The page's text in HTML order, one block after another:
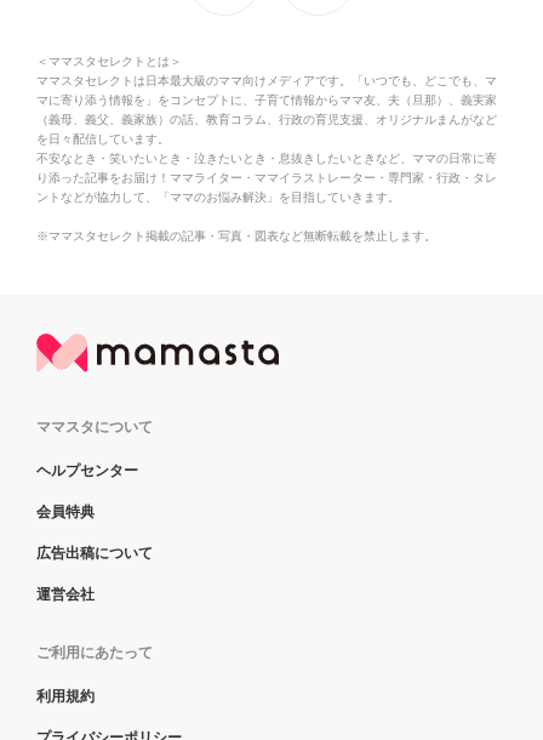
＜ママスタセレクトとは＞
ママスタセレクトは日本最大級のママ向けメディアです。「いつでも、どこでも、マ
マに寄り添う情報を」をコンセプトに、子育て情報からママ友、夫（旦那）、義実家
（義母、義父、義家族）の話、教育コラム、行政の育児支援、オリジナルまんがなど
を日々配信しています。
不安なとき・笑いたいとき・泣きたいとき・息抜きしたいときなど、ママの日常に寄
り添った記事をお届け！ママライター・ママイラストレーター・専門家・行政・タレ
ントなどが協力して、「ママのお悩み解決」を目指していきます。
※ママスタセレクト掲載の記事・写真・図表など無断転載を禁止します。
ママスタについて
ヘルプセンター
会員特典
広告出稿について
運営会社
ご利用にあたって
利用規約